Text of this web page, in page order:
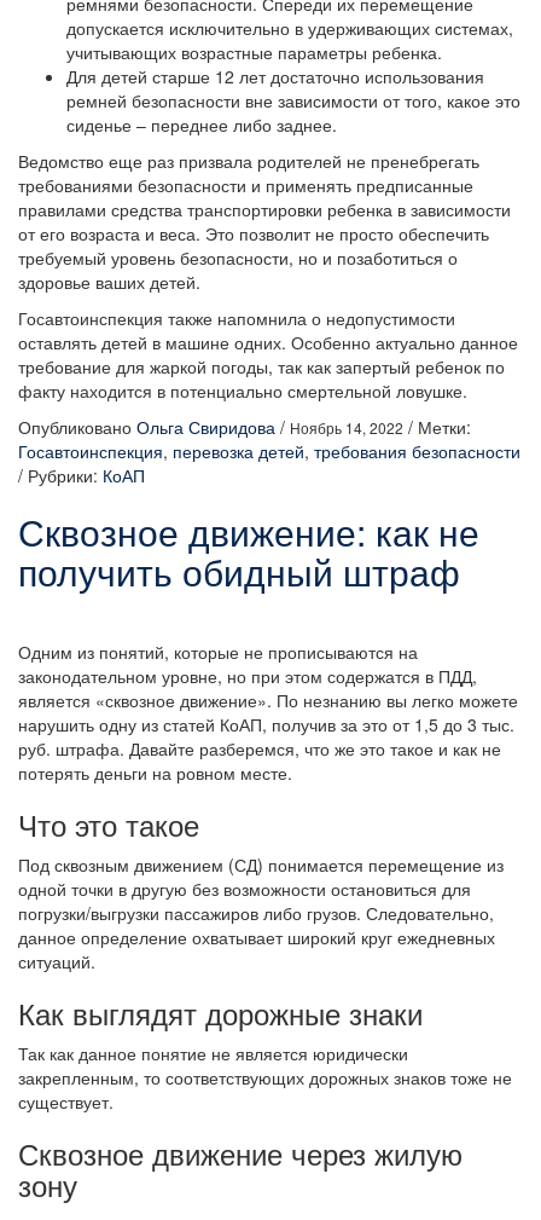
допускается исключительно в удерживающих системах,
учитывающих возрастные параметры ребенка.
Для детей старше 12 лет достаточно использования
ремней безопасности вне зависимости от того, какое это
сиденье – переднее либо заднее.
Ведомство еще раз призвала родителей не пренебрегать
требованиями безопасности и применять предписанные
правилами средства транспортировки ребенка в зависимости
от его возраста и веса. Это позволит не просто обеспечить
требуемый уровень безопасности, но и позаботиться о
здоровье ваших детей.
Госавтоинспекция также напомнила о недопустимости
оставлять детей в машине одних. Особенно актуально данное
требование для жаркой погоды, так как запертый ребенок по
факту находится в потенциально смертельной ловушке.
Опубликовано Ольга Свиридова / Ноябрь 14, 2022 / Метки:
Госавтоинспекция, перевозка детей, требования безопасности
/ Рубрики: КоАП
Сквозное движение: как не
получить обидный штраф
Одним из понятий, которые не прописываются на
законодательном уровне, но при этом содержатся в ПДД,
является «сквозное движение». По незнанию вы легко можете
нарушить одну из статей КоАП, получив за это от 1,5 до 3 тыс.
руб. штрафа. Давайте разберемся, что же это такое и как не
потерять деньги на ровном месте.
Что это такое
Под сквозным движением (СД) понимается перемещение из
одной точки в другую без возможности остановиться для
погрузки/выгрузки пассажиров либо грузов. Следовательно,
данное определение охватывает широкий круг ежедневных
ситуаций.
Как выглядят дорожные знаки
Так как данное понятие не является юридически
закрепленным, то соответствующих дорожных знаков тоже не
существует.
Сквозное движение через жилую
зону